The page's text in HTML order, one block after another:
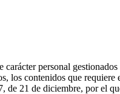
personal
los contenidos que
21 de diciembre, por el